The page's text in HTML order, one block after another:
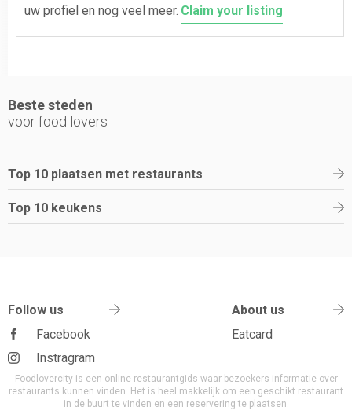
uw profiel en nog veel meer. Claim your listing
Beste steden
voor food lovers
Top 10 plaatsen met restaurants
Top 10 keukens
Follow us
Facebook
Instragram
About us
Eatcard
Foodlovercity is een online restaurantgids waar bezoekers informatie over
restaurants kunnen vinden. Het is heel makkelijk om een geschikt restaurant
in de buurt te vinden en een reservering te plaatsen.